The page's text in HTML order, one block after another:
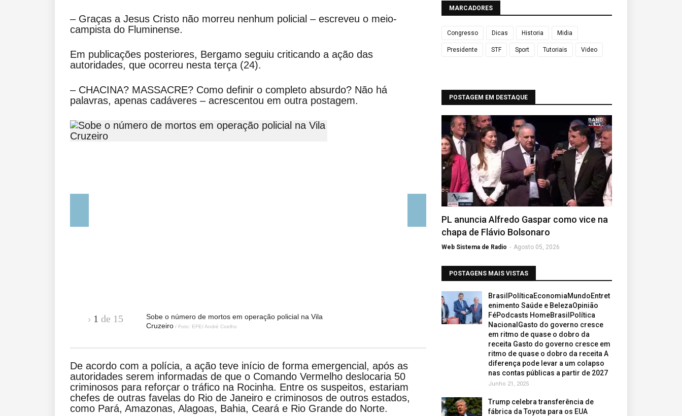
– Graças a Jesus Cristo não morreu nenhum policial – escreveu o meio-
campista do Fluminense.
Em publicações posteriores, Bergamo seguiu criticando a ação das
autoridades, que ocorreu nesta terça (24).
– CHACINA? MASSACRE? Como definir o completo absurdo? Não há
palavras, apenas cadáveres – acrescentou em outra postagem.
Sobe o número de mortos em operação policial na Vila
Cruzeiro / Foto: EFE/ André Coelho
1 de 15
De acordo com a polícia, a ação teve início de forma emergencial, após as
autoridades serem informadas de que o Comando Vermelho deslocaria 50
criminosos para reforçar o tráfico na Rocinha. Entre os suspeitos, estariam
chefes de outras favelas do Rio de Janeiro e criminosos de outros estados,
como Pará, Amazonas, Alagoas, Bahia, Ceará e Rio Grande do Norte.
MARCADORES
Congresso Dicas Historia Midia
Presidente STF Sport Tutoriais Video
POSTAGEM EM DESTAQUE
PL anuncia Alfredo Gaspar como vice na
chapa de Flávio Bolsonaro
Web Sistema de Radio - Agosto 05, 2026
POSTAGENS MAIS VISTAS
BrasilPolíticaEconomiaMundoEntret
enimento Saúde e BelezaOpinião
FéPodcasts HomeBrasilPolítica
NacionalGasto do governo cresce
em ritmo de quase o dobro da
receita Gasto do governo cresce em
ritmo de quase o dobro da receita A
diferença pode levar a um colapso
nas contas públicas a partir de 2027
Junho 21, 2025
Trump celebra transferência de
fábrica da Toyota para os EUA